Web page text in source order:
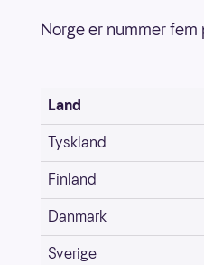
Norge er nummer
Land
Tyskland
Finland
Danmark
Sverige